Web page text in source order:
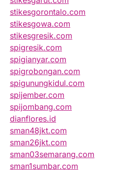
stikesgorontalo.com
stikesgowa.com
stikesgresik.com
spigresik.com
spigianyar.com
spigrobongan.com
spigunungkidul.com
spijember.com
spijombang.com
dianflores.id
sman48jkt.com
sman26jkt.com
sman03semarang.com
sman1sumbar.com